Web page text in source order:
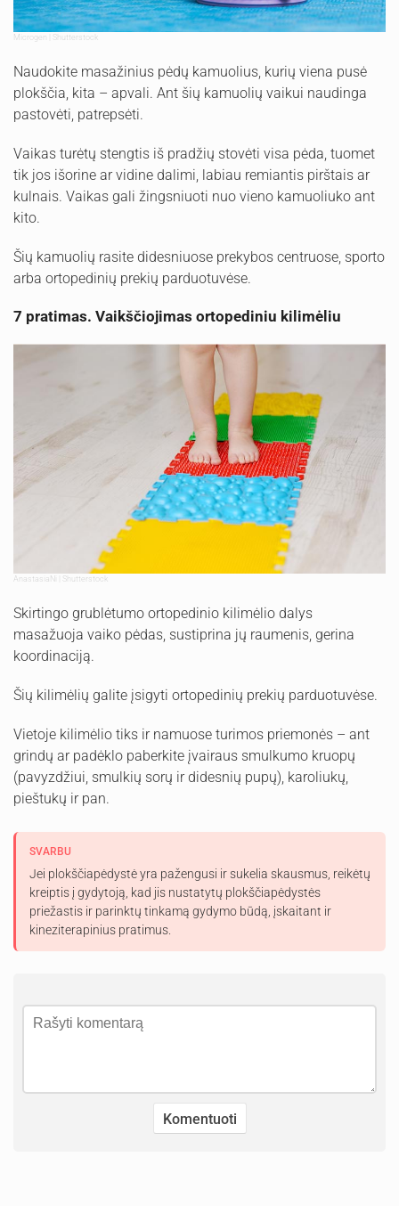
Microgen | Shutterstock
Naudokite masažinius pėdų kamuolius, kurių viena pusė
plokščia, kita – apvali. Ant šių kamuolių vaikui naudinga
pastovėti, patrepsėti.
Vaikas turėtų stengtis iš pradžių stovėti visa pėda, tuomet
tik jos išorine ar vidine dalimi, labiau remiantis pirštais ar
kulnais. Vaikas gali žingsniuoti nuo vieno kamuoliuko ant
kito.
Šių kamuolių rasite didesniuose prekybos centruose, sporto
arba ortopedinių prekių parduotuvėse.
7 pratimas. Vaikščiojimas ortopediniu kilimėliu
AnastasiaNi | Shutterstock
Skirtingo grublėtumo ortopedinio kilimėlio dalys
masažuoja vaiko pėdas, sustiprina jų raumenis, gerina
koordinaciją.
Šių kilimėlių galite įsigyti ortopedinių prekių parduotuvėse.
Vietoje kilimėlio tiks ir namuose turimos priemonės – ant
grindų ar padėklo paberkite įvairaus smulkumo kruopų
(pavyzdžiui, smulkių sorų ir didesnių pupų), karoliukų,
pieštukų ir pan.
SVARBU
Jei plokščiapėdystė yra pažengusi ir sukelia skausmus, reikėtų
kreiptis į gydytoją, kad jis nustatytų plokščiapėdystės
priežastis ir parinktų tinkamą gydymo būdą, įskaitant ir
kineziterapinius pratimus.